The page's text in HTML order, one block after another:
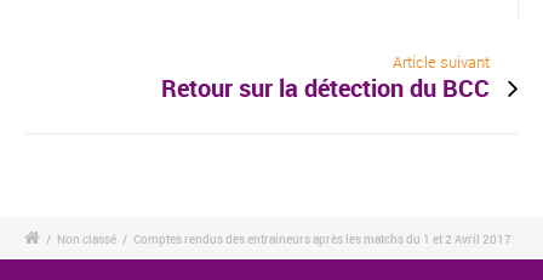
Article suivant
Retour sur la détection du BCC
/ Non classé / Comptes rendus des entraineurs après les matchs du 1 et 2 Avril 2017